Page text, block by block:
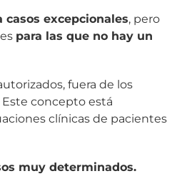
excepcionales, pero
para las que no hay un
fuera de los
concepto está
clínicas de pacientes
muy determinados.